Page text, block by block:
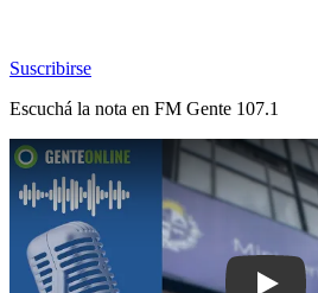
Suscribirse
Escuchá la nota en FM Gente 107.1